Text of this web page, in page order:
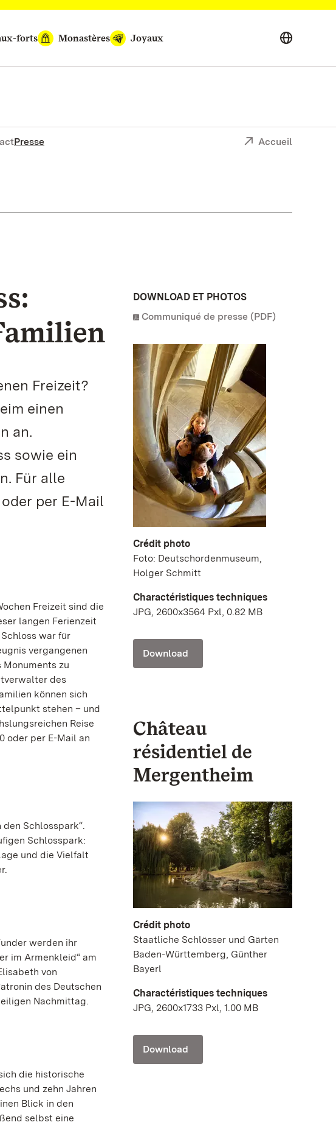
forts Monastères Joyaux
Presse Accueil
Freizeit?
einen
an.
sowie ein
Für alle
per E-Mail
Freizeit sind die
langen Ferienzeit
war für
vergangenen
zu
des
können sich
stehen – und
Reise
oder per E-Mail an
Schlosspark“.
Schlosspark:
und die Vielfalt
werden ihr
im Armenkleid“ am
von
des Deutschen
Nachmittag.
die historische
und zehn Jahren
Blick in den
selbst eine
DOWNLOAD ET PHOTOS
Communiqué de presse (PDF)
Crédit photo
Foto: Deutschordenmuseum,
Holger Schmitt
Charactéristiques techniques
JPG, 2600x3564 Pxl, 0.82 MB
Download
Château
résidentiel de
Mergentheim
Crédit photo
Staatliche Schlösser und Gärten
Baden-Württemberg, Günther
Bayerl
Charactéristiques techniques
JPG, 2600x1733 Pxl, 1.00 MB
Download